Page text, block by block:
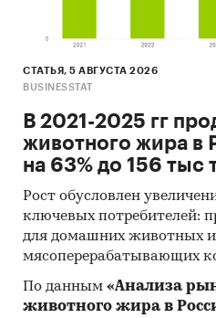
СТАТЬЯ, 5 АВГУСТА 2026
BUSINESSTAT
В 2021-2025 гг
животного жира в
на 63% до 156 тыс
Рост обусловлен
ключевых потребителей:
для домашних животных и
мясоперерабатывающих
По данным «Анализа
животного жира в